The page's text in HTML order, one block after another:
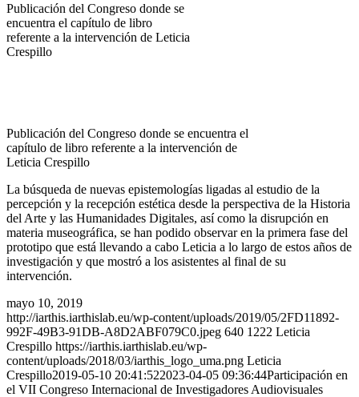
Publicación del Congreso donde se
encuentra el capítulo de libro
referente a la intervención de Leticia
Crespillo
Publicación del Congreso donde se encuentra el
capítulo de libro referente a la intervención de
Leticia Crespillo
La búsqueda de nuevas epistemologías ligadas al estudio de la
percepción y la recepción estética desde la perspectiva de la Historia
del Arte y las Humanidades Digitales, así como la disrupción en
materia museográfica, se han podido observar en la primera fase del
prototipo que está llevando a cabo Leticia a lo largo de estos años de
investigación y que mostró a los asistentes al final de su
intervención.
mayo 10, 2019
http://iarthis.iarthislab.eu/wp-content/uploads/2019/05/2FD11892-
992F-49B3-91DB-A8D2ABF079C0.jpeg 640 1222 Leticia
Crespillo https://iarthis.iarthislab.eu/wp-
content/uploads/2018/03/iarthis_logo_uma.png Leticia
Crespillo2019-05-10 20:41:522023-04-05 09:36:44Participación en
el VII Congreso Internacional de Investigadores Audiovisuales